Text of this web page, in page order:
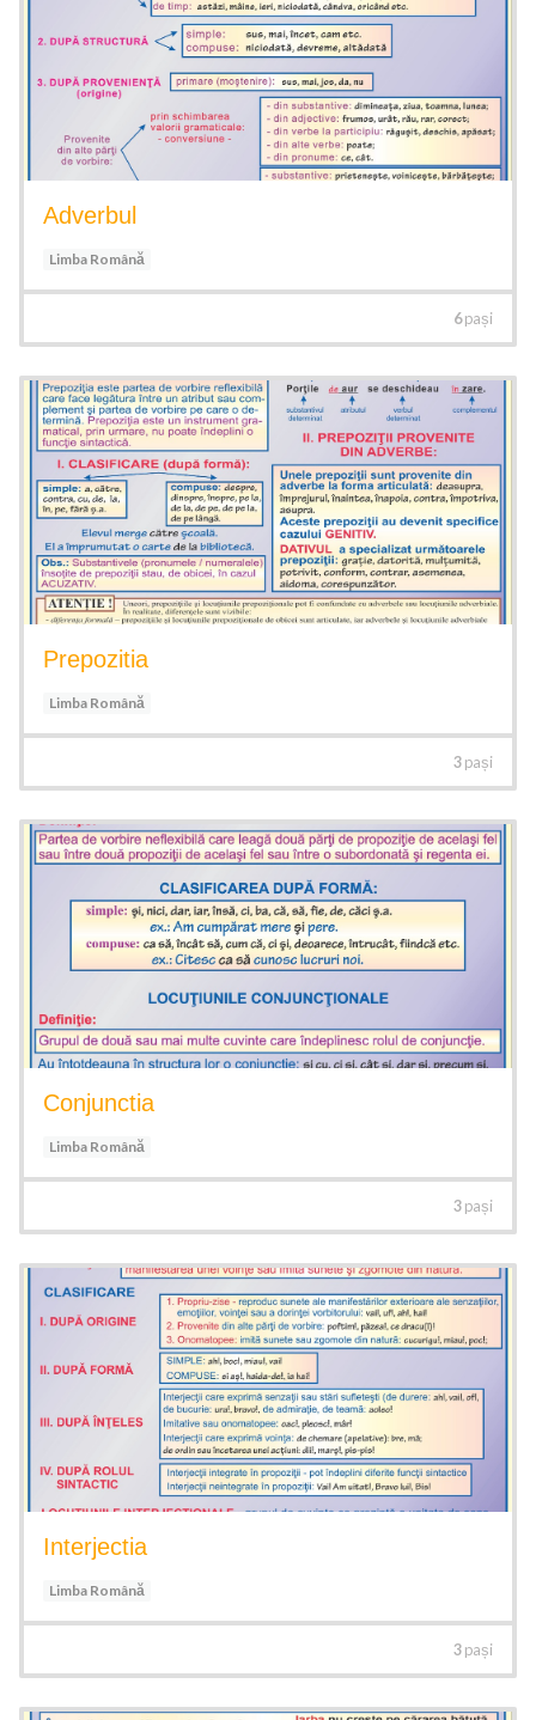
Adverbul
Limba Română
6pași
Prepozitia
Limba Română
3pași
Conjunctia
Limba Română
3pași
Interjectia
Limba Română
3pași